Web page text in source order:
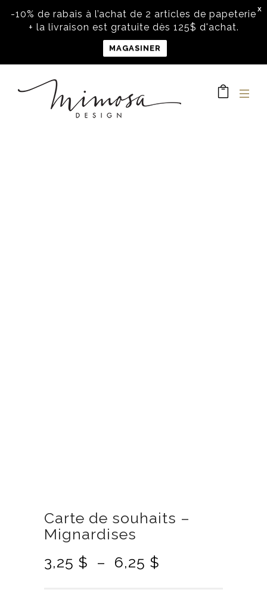
X
-10% de rabais à l’achat de 2 articles de papeterie
+ la livraison est gratuite dès 125$ d'achat.
MAGASINER
Carte de souhaits –
Mignardises
3,25 $ – 6,25 $